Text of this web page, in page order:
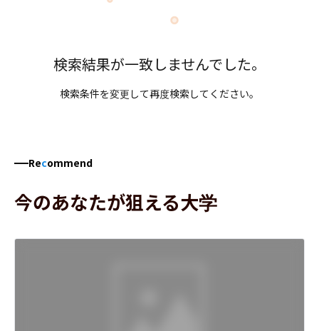
検索結果が一致しませんでした。
検索条件を変更して再度検索してください。
Recommend
今のあなたが狙える大学